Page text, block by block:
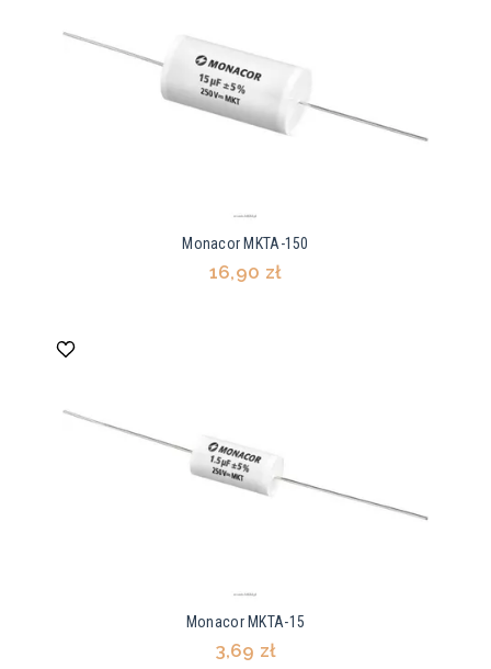
Monacor MKTA-150
16,90 zł
Monacor MKTA-15
3,69 zł